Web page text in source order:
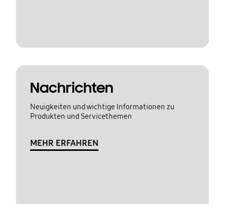
Nachrichten
Neuigkeiten und wichtige Informationen zu
Produkten und Servicethemen
MEHR ERFAHREN